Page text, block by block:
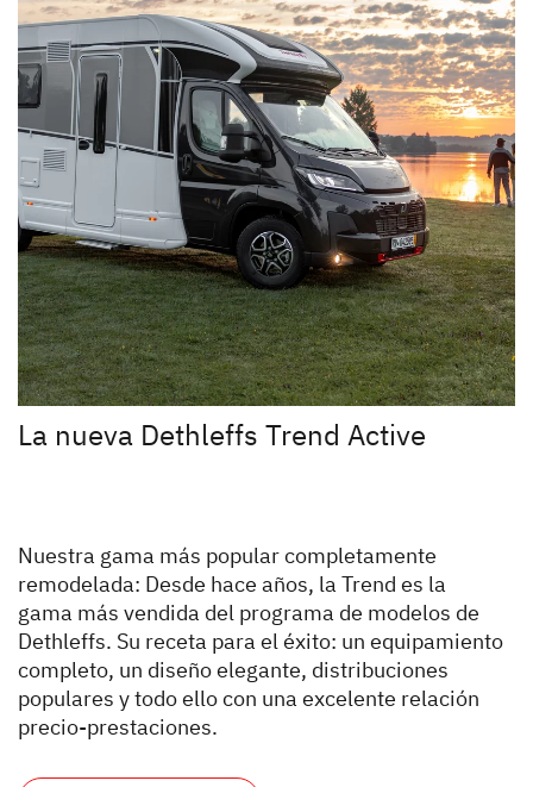
La nueva Dethleffs Trend Active
Nuestra gama más popular completamente
remodelada: Desde hace años, la Trend es la
gama más vendida del programa de modelos de
Dethleffs. Su receta para el éxito: un equipamiento
completo, un diseño elegante, distribuciones
populares y todo ello con una excelente relación
precio-prestaciones.